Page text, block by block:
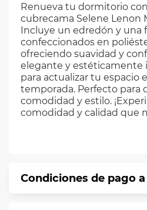
Renueva tu dormitorio
cubrecama Selene Lenon
Incluye un edredón y una
confeccionados en
ofreciendo suavidad y
elegante y estéticamente
para actualizar tu espacio
temporada. Perfecto para
comodidad y estilo.
comodidad y calidad que
Condiciones de pago